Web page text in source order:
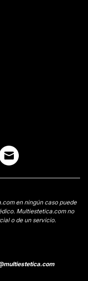
en ningún caso puede
Multiestetica.com no
o de un servicio.